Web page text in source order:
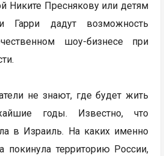
Никите Преснякову или детям
Гарри дадут возможность
шоу-бизнесе при
не знают, где будет жить
годы. Известно, что
в Израиль. На каких именно
покинула территорию России,